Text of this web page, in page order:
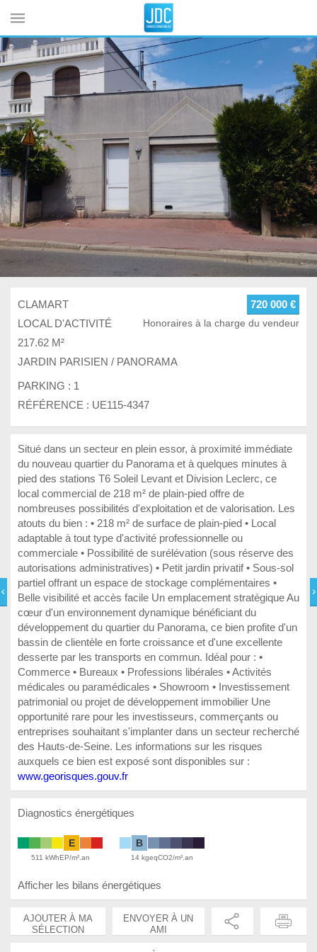
720 000 €
Honoraires à la charge du vendeur
CLAMART
LOCAL D'ACTIVITÉ
217.62 M²
JARDIN PARISIEN / PANORAMA
PARKING : 1
RÉFÉRENCE : UE115-4347
Situé dans un secteur en plein essor, à proximité immédiate
du nouveau quartier du Panorama et à quelques minutes à
pied des stations T6 Soleil Levant et Division Leclerc, ce
local commercial de 218 m² de plain-pied offre de
nombreuses possibilités d'exploitation et de valorisation. Les
atouts du bien : • 218 m² de surface de plain-pied • Local
adaptable à tout type d'activité professionnelle ou
commerciale • Possibilité de surélévation (sous réserve des
autorisations administratives) • Petit jardin privatif • Sous-sol
partiel offrant un espace de stockage complémentaires •
Belle visibilité et accès facile Un emplacement stratégique Au
cœur d'un environnement dynamique bénéficiant du
développement du quartier du Panorama, ce bien profite d'un
bassin de clientèle en forte croissance et d'une excellente
desserte par les transports en commun. Idéal pour : •
Commerce • Bureaux • Professions libérales • Activités
médicales ou paramédicales • Showroom • Investissement
patrimonial ou projet de développement immobilier Une
opportunité rare pour les investisseurs, commerçants ou
entreprises souhaitant s'implanter dans un secteur recherché
des Hauts-de-Seine. Les informations sur les risques
auxquels ce bien est exposé sont disponibles sur :
www.georisques.gouv.fr
Diagnostics énergétiques
E
511 kWhEP/m².an
B
14 kgeqCO2/m².an
Afficher les bilans énergétiques
AJOUTER À MA
SÉLECTION
ENVOYER À UN
AMI
Cookies management panel